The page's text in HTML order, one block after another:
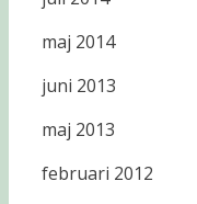
maj 2014
juni 2013
maj 2013
februari 2012